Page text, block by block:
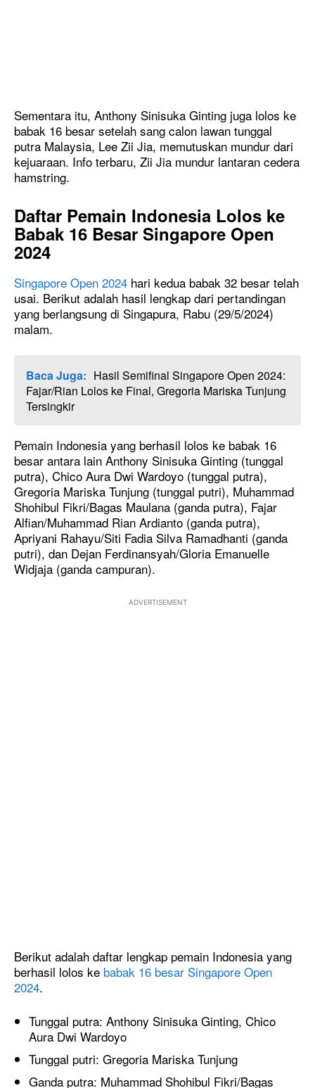
Sementara itu, Anthony Sinisuka Ginting juga lolos ke
babak 16 besar setelah sang calon lawan tunggal
putra Malaysia, Lee Zii Jia, memutuskan mundur dari
kejuaraan. Info terbaru, Zii Jia mundur lantaran cedera
hamstring.
Daftar Pemain Indonesia Lolos ke
Babak 16 Besar Singapore Open
2024
Singapore Open 2024 hari kedua babak 32 besar telah
usai. Berikut adalah hasil lengkap dari pertandingan
yang berlangsung di Singapura, Rabu (29/5/2024)
malam.
Baca Juga: Hasil Semifinal Singapore Open 2024:
Fajar/Rian Lolos ke Final, Gregoria Mariska Tunjung
Tersingkir
Pemain Indonesia yang berhasil lolos ke babak 16
besar antara lain Anthony Sinisuka Ginting (tunggal
putra), Chico Aura Dwi Wardoyo (tunggal putra),
Gregoria Mariska Tunjung (tunggal putri), Muhammad
Shohibul Fikri/Bagas Maulana (ganda putra), Fajar
Alfian/Muhammad Rian Ardianto (ganda putra),
Apriyani Rahayu/Siti Fadia Silva Ramadhanti (ganda
putri), dan Dejan Ferdinansyah/Gloria Emanuelle
Widjaja (ganda campuran).
ADVERTISEMENT
Berikut adalah daftar lengkap pemain Indonesia yang
berhasil lolos ke babak 16 besar Singapore Open
2024.
Tunggal putra: Anthony Sinisuka Ginting, Chico
Aura Dwi Wardoyo
Tunggal putri: Gregoria Mariska Tunjung
Ganda putra: Muhammad Shohibul Fikri/Bagas